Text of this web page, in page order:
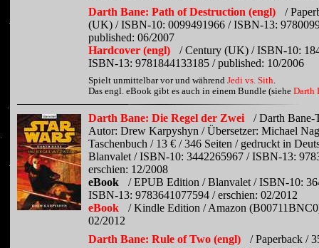
Darth Bane: Path of Destruction (engl)
/
(UK) / ISBN-10: 0099491966 / ISBN-13:
published: 06/2007
Hardcover (engl)
/ Century (UK) / ISBN-10:
ISBN-13: 9781844133185 / published: 10/2006
Spielt unmittelbar vor und währendJedi vs. Sith.
Das engl. eBook gibt es auch in einem Bundle (sieheDarth
Darth Bane: Die Regel der Zwei
/ Darth Bane-
Autor: Drew Karpyshyn / Übersetzer: Michael
Taschenbuch / 13 € / 346 Seiten / gedruckt in
Blanvalet / ISBN-10: 3442265967 / ISBN-13:
erschien: 12/2008
eBook
/ EPUB Edition / Blanvalet / ISBN-10:
ISBN-13: 9783641077594 / erschien: 02/2012
eBook
/ Kindle Edition / Amazon
02/2012
Darth Bane: Rule of Two (engl)
/ Paperback /